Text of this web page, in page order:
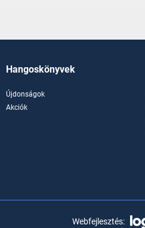
Hangoskönyvek
Újdonságok
Akciók
Webfejlesztés: